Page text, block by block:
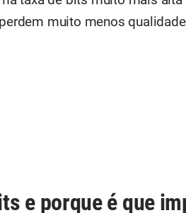
muito menos
e porque é que